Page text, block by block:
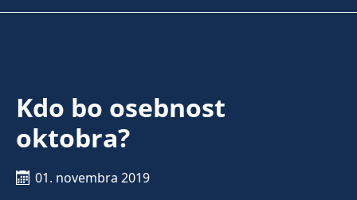
Kdo bo osebnost
oktobra?
01. novembra 2019